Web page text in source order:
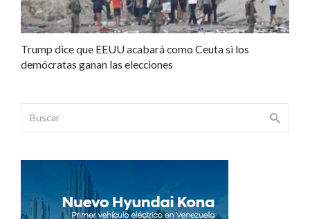
Trump dice que EEUU acabará como Ceuta si los
demócratas ganan las elecciones